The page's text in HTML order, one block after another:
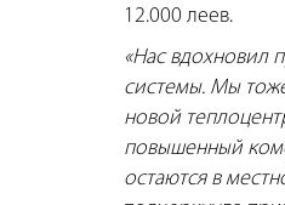
12.000 леев.
«Нас вдохновил
системы. Мы
новой
повышенный
остаются в